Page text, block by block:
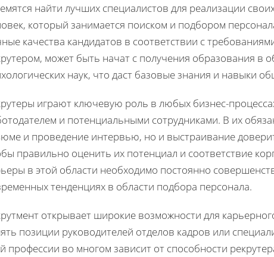
найти лучших специалистов для реализации
который занимается поиском и подбором
качества кандидатов в соответствии с
может быть начат с получения образования в
наук, что даст базовые знания и навыки
играют ключевую роль в любых бизнес-
и потенциальными сотрудниками. В их
и проведение интервью, но и выстраивание
правильно оценить их потенциал и соответствие
в этой области необходимо постоянно
тенденциях в области подбора персонала.
открывает широкие возможности для
позиции руководителей отделов кадров или
профессии во многом зависит от способности